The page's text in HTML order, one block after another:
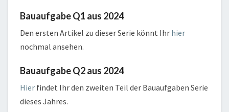
Bauaufgabe Q1 aus 2024
Den ersten Artikel zu dieser Serie könnt Ihr hier
nochmal ansehen.
Bauaufgabe Q2 aus 2024
Hier findet Ihr den zweiten Teil der Bauaufgaben Serie
dieses Jahres.